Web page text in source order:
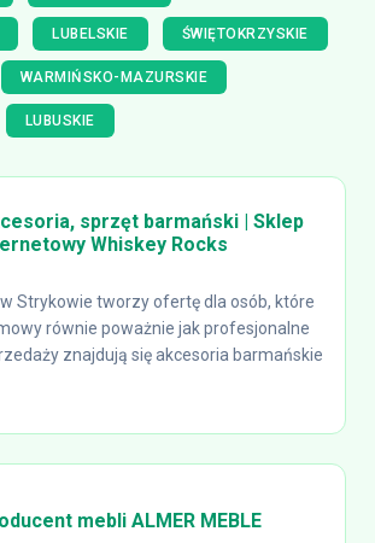
LUBELSKIE ŚWIĘTOKRZYSKIE
WARMIŃSKO-MAZURSKIE
LUBUSKIE
sprzęt barmański | Sklep
Whiskey Rocks
Strykowie tworzy ofertę dla osób, które
równie poważnie jak profesjonalne
znajdują się akcesoria barmańskie
mebli ALMER MEBLE